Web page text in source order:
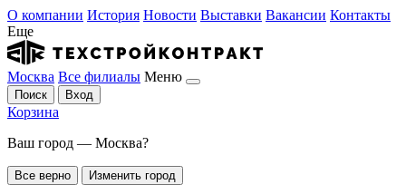
О компании История Новости Выставки Вакансии Контакты
Еще
Москва Все филиалы Меню
Поиск Вход
Корзина
Ваш город — Москва?
Все верно Изменить город